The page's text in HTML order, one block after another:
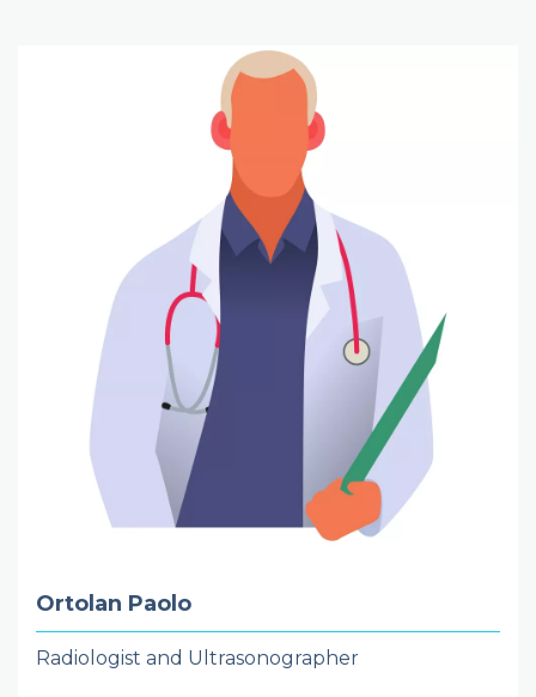
Ortolan Paolo
Radiologist and Ultrasonographer